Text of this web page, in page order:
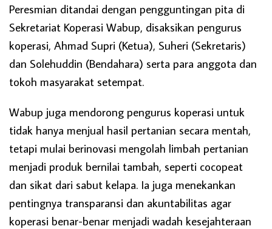
Peresmian ditandai dengan pengguntingan pita di
Sekretariat Koperasi Wabup, disaksikan pengurus
koperasi, Ahmad Supri (Ketua), Suheri (Sekretaris)
dan Solehuddin (Bendahara) serta para anggota dan
tokoh masyarakat setempat.
Wabup juga mendorong pengurus koperasi untuk
tidak hanya menjual hasil pertanian secara mentah,
tetapi mulai berinovasi mengolah limbah pertanian
menjadi produk bernilai tambah, seperti cocopeat
dan sikat dari sabut kelapa. Ia juga menekankan
pentingnya transparansi dan akuntabilitas agar
koperasi benar-benar menjadi wadah kesejahteraan